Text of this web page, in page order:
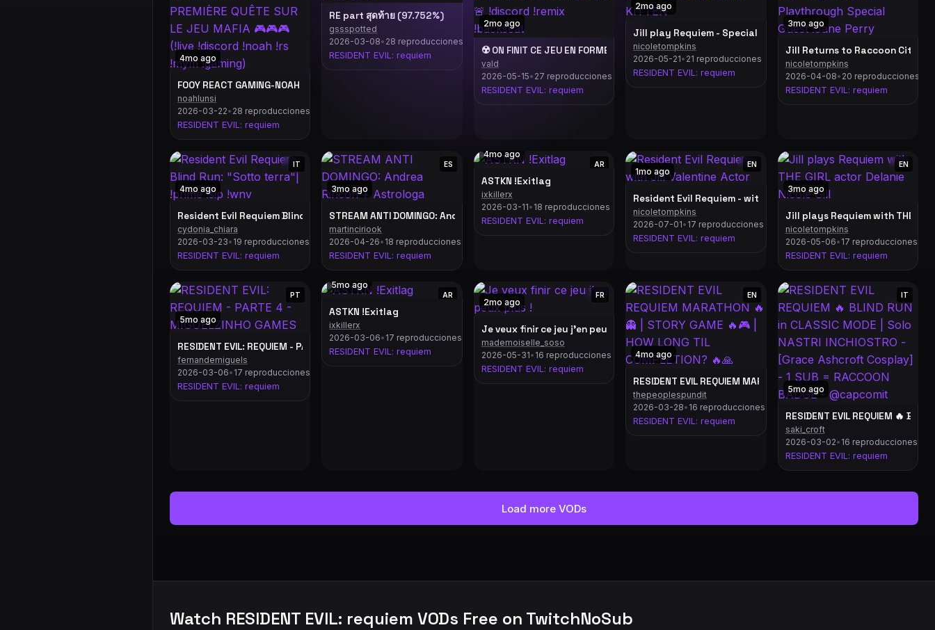
4mo ago
FOOY REACT GAMING-NOAH FAIT SA PREMIÈRE QUÊTE SUR LE JEU MAFIA 🎮🎮🎮(!live !discord !noah !rs !mym !gaming)
noahlunsi
2026-03-22• 28 reproducciones
RESIDENT EVIL: requiem
RE part สุดท้าย (97.752%)
gssspotted
2026-03-08• 28 reproducciones
RESIDENT EVIL: requiem
2mo ago
☢️ ON FINIT CE JEU EN FORME DE TUNNEL RE9 🚨 !discord !remix !backseat
vald
2026-05-15• 27 reproducciones
RESIDENT EVIL: requiem
2mo ago
Jill play Requiem - Special Guest... STRAY KITTEN
nicoletompkins
2026-05-21• 21 reproducciones
RESIDENT EVIL: requiem
3mo ago
Jill Returns to Raccoon City -
nicoletompkins
2026-04-08• 20 reproducciones
RESIDENT EVIL: requiem
4mo ago
IT
Resident Evil Requiem Blind Run: "Sotto terra"| !prime !sip !wnv
cydonia_chiara
2026-03-23• 19 reproducciones
RESIDENT EVIL: requiem
3mo ago
ES
STREAM ANTI DOMINGO: Andrea Rincon + Astrologa
martinciriook
2026-04-26• 18 reproducciones
RESIDENT EVIL: requiem
4mo ago
AR
ASTKN !Exitlag
ixkillerx
2026-03-11• 18 reproducciones
RESIDENT EVIL: requiem
1mo ago
EN
Resident Evil Requiem - with Jill Valentine Actor
nicoletompkins
2026-07-01• 17 reproducciones
RESIDENT EVIL: requiem
3mo ago
EN
Jill plays Requiem with THE
nicoletompkins
2026-05-06• 17 reproducciones
RESIDENT EVIL: requiem
5mo ago
PT
RESIDENT EVIL: REQUIEM - PARTE 4 - MIGUELZINHO GAMES
fernandemiguels
2026-03-06• 17 reproducciones
RESIDENT EVIL: requiem
5mo ago
AR
ASTKN !Exitlag
ixkillerx
2026-03-06• 17 reproducciones
RESIDENT EVIL: requiem
2mo ago
FR
Je veux finir ce jeu j'en peux plus !
mademoiselle_soso
2026-05-31• 16 reproducciones
RESIDENT EVIL: requiem
4mo ago
EN
RESIDENT EVIL REQUIEM MARATHON 🔥👻 | STORY GAME 🔥🎮 |
thepeoplespundit
2026-03-28• 16 reproducciones
RESIDENT EVIL: requiem
5mo ago
IT
RESIDENT EVIL REQUIEM 🔥
saki_croft
2026-03-02• 16 reproducciones
RESIDENT EVIL: requiem
Load more VODs
Watch RESIDENT EVIL: requiem VODs Free on TwitchNoSub